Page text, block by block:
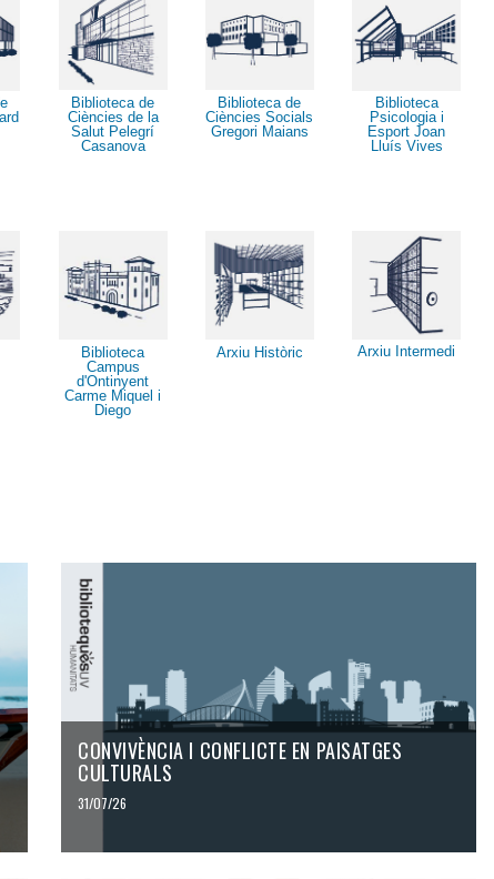
Biblioteca de
Ciències de la
Salut Pelegrí
Casanova
Biblioteca de
Ciències Socials
Gregori Maians
Biblioteca
Psicologia i
Esport Joan
Lluís Vives
Biblioteca
Campus
d'Ontinyent
Carme Miquel i
Diego
Arxiu Històric Arxiu Intermedi
CONVIVÈNCIA I CONFLICTE EN PAISATGES
CULTURALS
31/07/26